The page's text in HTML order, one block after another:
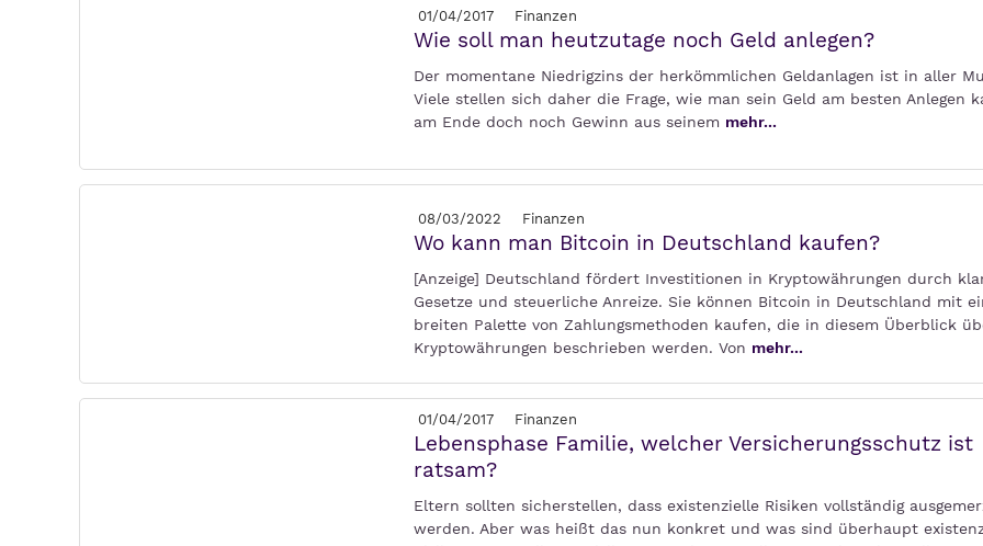
01/04/2017 Finanzen
Wie soll man heutzutage noch Geld anlegen?
Der momentane Niedrigzins der herkömmlichen Geldanlagen ist in aller
Viele stellen sich daher die Frage, wie man sein Geld am besten Anlegen
am Ende doch noch Gewinn aus seinem mehr...
08/03/2022 Finanzen
Wo kann man Bitcoin in Deutschland kaufen?
[Anzeige] Deutschland fördert Investitionen in Kryptowährungen durch
Gesetze und steuerliche Anreize. Sie können Bitcoin in Deutschland mit
breiten Palette von Zahlungsmethoden kaufen, die in diesem Überblick
Kryptowährungen beschrieben werden. Von mehr...
01/04/2017 Finanzen
Lebensphase Familie, welcher Versicherungsschutz ist
ratsam?
Eltern sollten sicherstellen, dass existenzielle Risiken vollständig
werden. Aber was heißt das nun konkret und was sind überhaupt